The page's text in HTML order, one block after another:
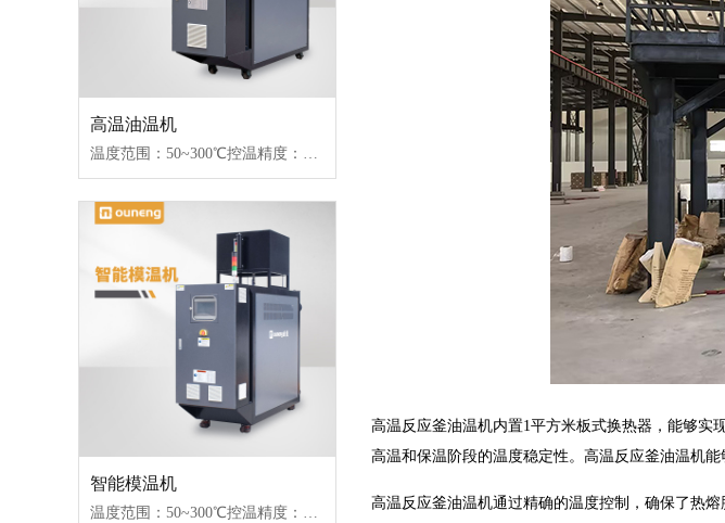
高温反应釜油温机内置1平方米板式换热器，能够实
高温和保温阶段的温度稳定性。高温反应釜油温机
高温反应釜油温机通过精确的温度控制，确保了热
高温油温机
智能模温机
温度范围：50~300℃控温精度：±1℃加热功率：18~96kW控制类型：固态继电器/可控硅